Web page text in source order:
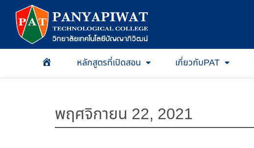
หน้าเเรก
หลักสูตรที่เปิดสอน เกี่ยวกับPAT
พฤศจิกายน 22, 2021